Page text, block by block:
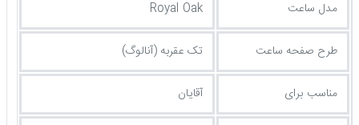
مدل ساعت Royal Oak
طرح صفحه ساعت تک عقربه (آنالوگ)
مناسب برای آقایان